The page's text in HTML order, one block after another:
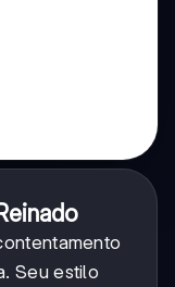
Seu estilo